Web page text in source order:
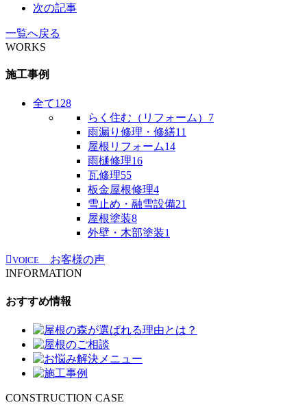
次の記事
一覧へ戻る
WORKS
施工事例
全て128
らく住む（リフォーム） 7
雨漏り修理・修繕11
屋根リフォーム14
雨樋修理16
瓦修理55
板金屋根修理4
雪止め・融雪設備21
屋根塗装8
外壁・木部塗装1
VOICE
お客様の声
INFORMATION
おすすめ情報
CONSTRUCTION CASE